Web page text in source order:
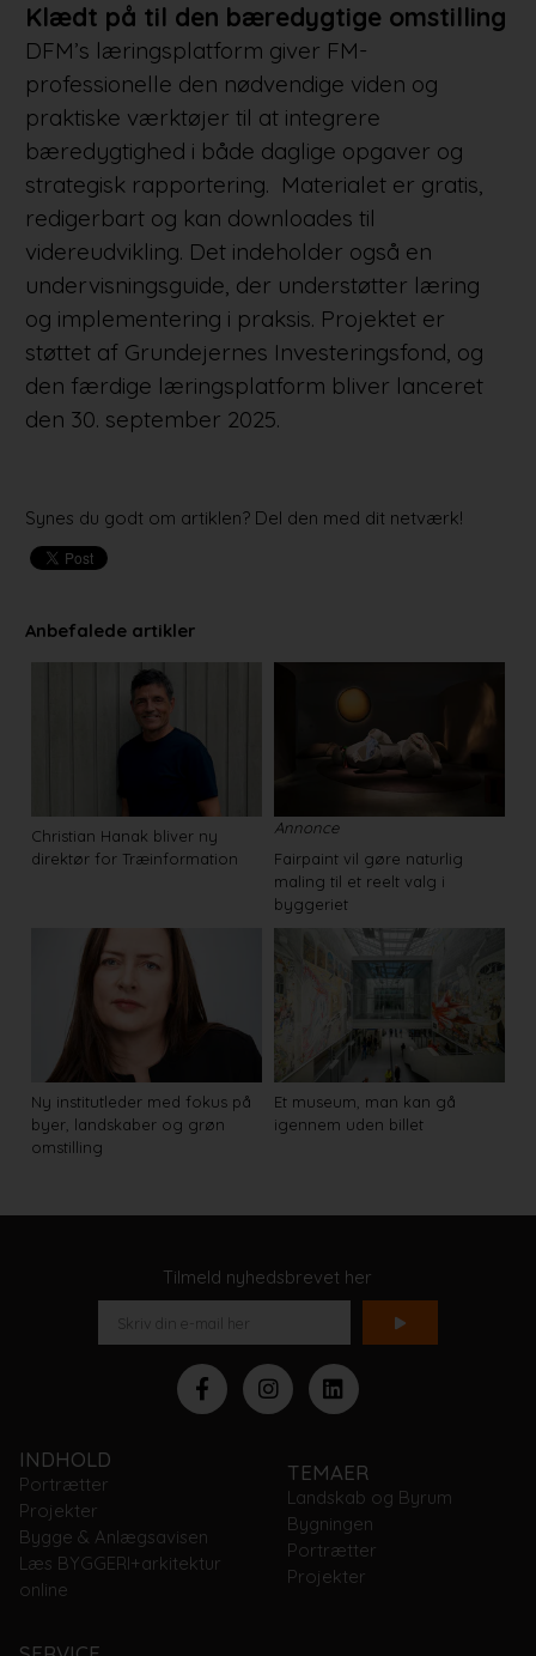
Klædt på til den bæredygtige omstilling
DFM’s læringsplatform giver FM-
professionelle den nødvendige viden og
praktiske værktøjer til at integrere
bæredygtighed i både daglige opgaver og
strategisk rapportering. Materialet er gratis,
redigerbart og kan downloades til
videreudvikling. Det indeholder også en
undervisningsguide, der understøtter læring
og implementering i praksis. Projektet er
støttet af Grundejernes Investeringsfond, og
den færdige læringsplatform bliver lanceret
den 30. september 2025.
Synes du godt om artiklen? Del den med dit netværk!
Anbefalede artikler
Christian Hanak bliver ny
direktør for Træinformation
Annonce
Fairpaint vil gøre naturlig
maling til et reelt valg i
byggeriet
Ny institutleder med fokus på
byer, landskaber og grøn
omstilling
Et museum, man kan gå
igennem uden billet
Tilmeld nyhedsbrevet her
INDHOLD
Portrætter
Projekter
Bygge & Anlægsavisen
Læs BYGGERI+arkitektur
online
TEMAER
Landskab og Byrum
Bygningen
Portrætter
Projekter